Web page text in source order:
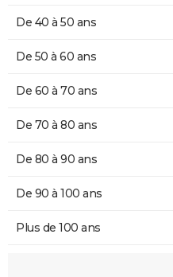
De 40 à 50 ans
De 50 à 60 ans
De 60 à 70 ans
De 70 à 80 ans
De 80 à 90 ans
De 90 à 100 ans
Plus de 100 ans